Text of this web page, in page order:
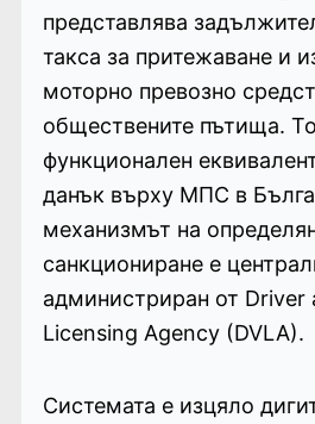
представлява
такса за притежаване и
моторно превозно
обществените пътища.
функционален
данък върху МПС в
механизмът на
санкциониране е
администриран от Driver
Licensing Agency (DVLA).
Системата е изцяло